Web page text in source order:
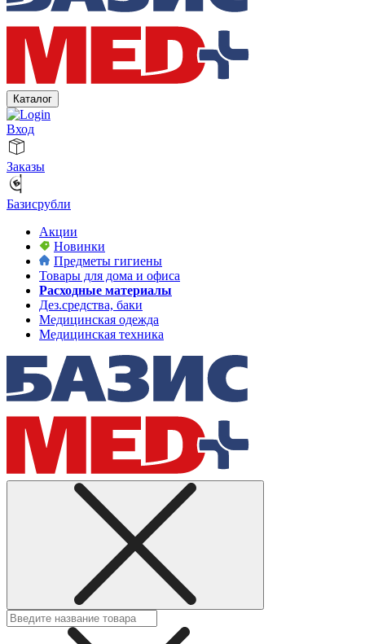
Каталог
Вход
Заказы
Базисрубли
Акции
Новинки
Предметы гигиены
Товары для дома и офиса
Расходные материалы
Дез.средства, баки
Медицинская одежда
Медицинская техника